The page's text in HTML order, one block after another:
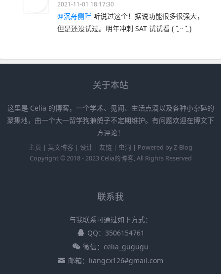
2021-11-01 18:17:30
@沉舟侧畔听说过这个！据说功能很多很强大，
但是还没试过。明年冲刺 SAT 试试看 ( ˘͈ ᵕ ˘͈ )
关于本站
这里是 Celia 的博客，一个学术、见闻、生活点滴以及各种小杂碎的
聚集地，由一个大一留学狗兼鸽子不定期维护。有问题欢迎在博文下
方评论！
主页 | 英文博客 | 设计 | 友链 | 虫洞 | Powered byZ-Blog
Copyright © 2018 - 2023 Celia的博客, All Rights Reserved
联系我
与我联系可通过如下方式：
QQ：3506154761
微信：celia_gugugu
邮箱：liangcx126#gmail.com